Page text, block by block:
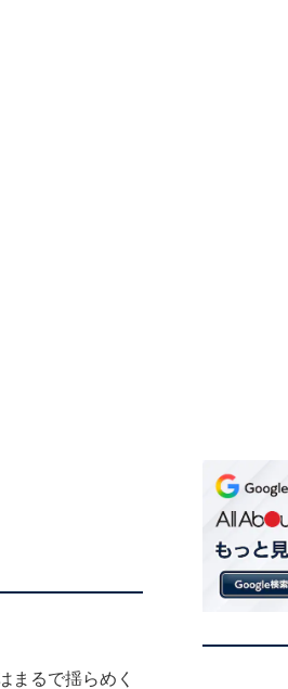
まるで揺らめく